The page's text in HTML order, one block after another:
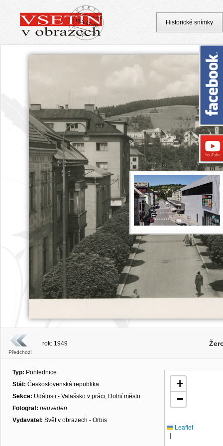
Předchozí
rok: 1949
Typ: Pohlednice
Stát: Československá republika
Sekce: Události - Valašsko v práci, Dolní město
Fotograf: neuveden
Vydavatel: Svět v obrazech - Orbis
+
−
Leaflet
|
Historické snímky